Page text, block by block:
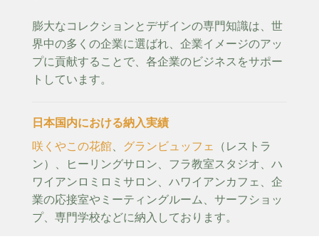
膨大なコレクションとデザインの専門知識は、世
界中の多くの企業に選ばれ、企業イメージのアッ
プに貢献することで、各企業のビジネスをサポー
トしています。
日本国内における納入実績
咲くやこの花館
グランビュッフェ
（レストラ
ン）、ヒーリングサロン、フラ教室スタジオ、ハ
ワイアンロミロミサロン、ハワイアンカフェ、企
業の応接室やミーティングルーム、サーフショッ
プ、専門学校などに納入しております。